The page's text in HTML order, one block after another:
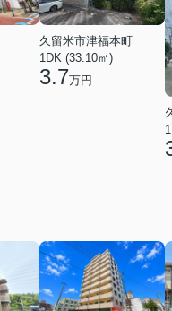
久留米市津福本町
1DK (33.10㎡)
3.7万円